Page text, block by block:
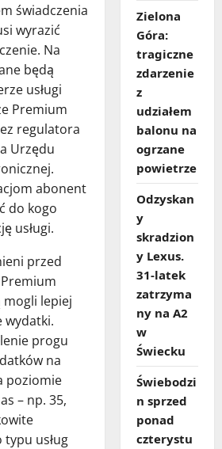
świadczenia
wyrazić
Na
będą
usługi
Premium
regulatora
Urzędu
abonent
do kogo
usługi.
przed
mogli lepiej
wydatki.
progu
na
poziomie
– np. 35,
usług
Zielona
Góra:
tragiczne
zdarzenie
z
udziałem
balonu na
ogrzane
powietrze
Odzyskan
y
skradzion
y Lexus.
31‑latek
zatrzyma
ny na A2
w
Świecku
Świebodzi
n sprzed
ponad
czterystu